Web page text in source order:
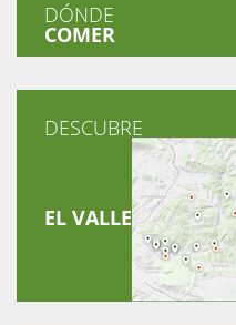
DÓNDE
COMER
DESCUBRE
EL VALLE